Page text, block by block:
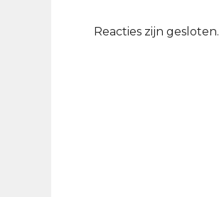
Reacties zijn gesloten.